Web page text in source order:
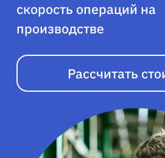
скорость операций на
производстве
Рассчитать